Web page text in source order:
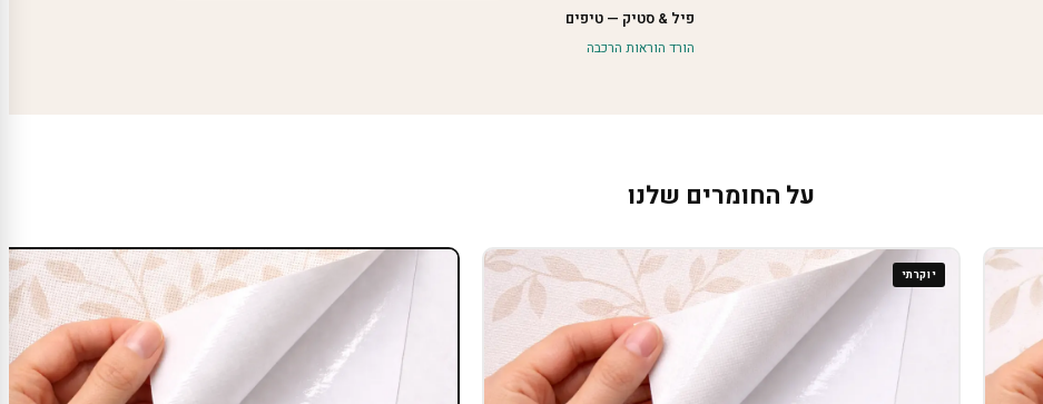
פיל & סטיק — טיפים
הורד הוראות הרכבה
על החומרים שלנו
יוקרתי